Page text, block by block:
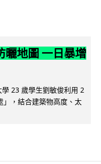
曬地圖 一日暴增
學 23 歲學生劉敏俊利用 2
，結合建築物高度、太